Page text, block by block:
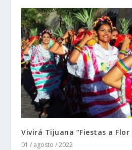
Vivirá Tijuana “Fiestas a Flor
01 / agosto / 2022